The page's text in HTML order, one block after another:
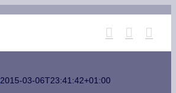
2015-03-06T23:41:42+01:00